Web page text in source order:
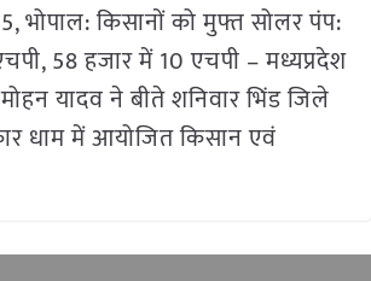
भोपाल: किसानों को मुफ्त सोलर पंप:
58 हजार में 10 एचपी – मध्यप्रदेश
यादव ने बीते शनिवार भिंड जिले
धाम में आयोजित किसान एवं